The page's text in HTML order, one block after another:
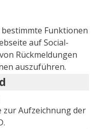
Funktionen
auf Social-
Rückmeldungen
auszuführen.
zur Aufzeichnung der